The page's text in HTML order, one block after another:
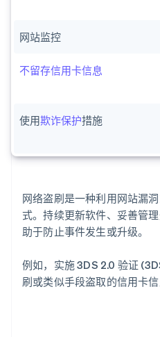
网站监控
不留存信用卡信息
使用欺诈保护措施
网络盗刷是一种利用网站漏
式。持续更新软件、妥善管
助于防止事件发生或升级。
例如，实施 3DS 2.0 验证
刷或类似手段盗取的信用卡